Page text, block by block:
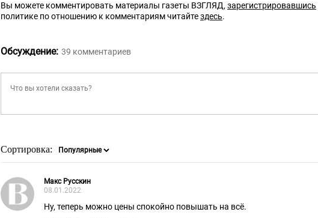
Вы можете комментировать материалы газеты ВЗГЛЯД,зарегистрировавшись
политике по отношению к комментариям читайтездесь.
Обсуждение: 39 комментариев
Сортировка:
Макс Русскин
08.01.2022
Ну, теперь можно цены спокойно повышать на всё.